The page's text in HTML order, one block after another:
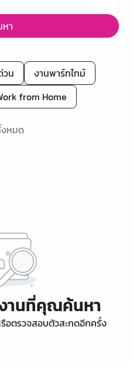
า
วน
งานพาร์ทไทม์
from Home
หมด
านที่คุณค้นหา
อตรวจสอบตัวสะกดอีกครั้ง